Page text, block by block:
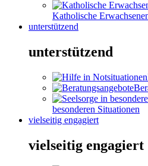
Katholische
unterstützend
unterstützend
besonderen Situationen
vielseitig engagiert
vielseitig engagiert